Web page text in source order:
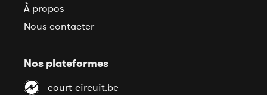
À propos
Nous contacter
Nos plateformes
court-circuit.be